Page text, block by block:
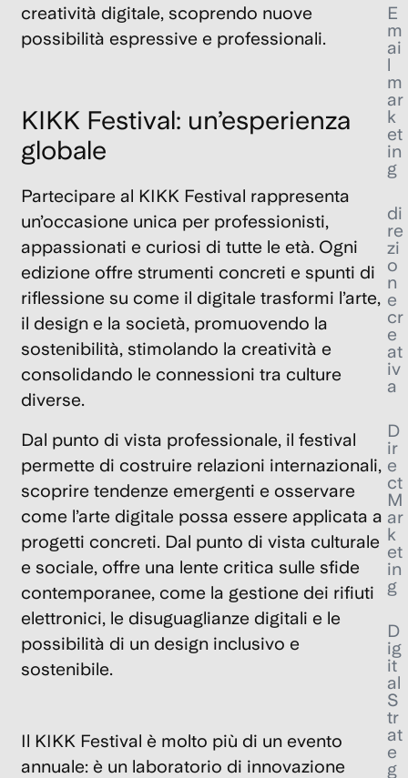
creatività digitale, scoprendo nuove
possibilità espressive e professionali.
KIKK Festival: un’esperienza
globale
Partecipare al KIKK Festival rappresenta
un’occasione unica per professionisti,
appassionati e curiosi di tutte le età. Ogni
edizione offre strumenti concreti e spunti di
riflessione su come il digitale trasformi l’arte,
il design e la società, promuovendo la
sostenibilità, stimolando la creatività e
consolidando le connessioni tra culture
diverse.
Dal punto di vista professionale, il festival
permette di costruire relazioni internazionali,
scoprire tendenze emergenti e osservare
come l’arte digitale possa essere applicata a
progetti concreti. Dal punto di vista culturale
e sociale, offre una lente critica sulle sfide
contemporanee, come la gestione dei rifiuti
elettronici, le disuguaglianze digitali e le
possibilità di un design inclusivo e
sostenibile.
Il KIKK Festival è molto più di un evento
annuale: è un laboratorio di innovazione
E
m
ai
l
m
ar
k
et
in
g
di
re
zi
o
n
e
cr
e
at
iv
a
D
ir
e
ct
M
ar
k
et
in
g
D
ig
it
al
S
tr
at
e
g